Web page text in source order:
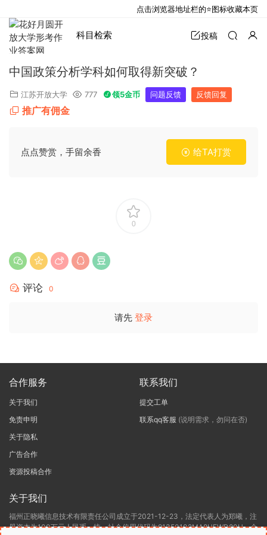
科目检索 投稿
中国政策分析学科如何取得新突破？
江苏开放大学 777 领5金币 问题反馈 反馈回复
推广有佣金
点点赞赏，手留余香 给TA打赏
0
评论 0
请先 登录
合作服务
关于我们
免责申明
关于隐私
广告合作
资源投稿合作
联系我们
提交工单
联系qq客服 (说明需求，勿问在否)
关于我们
福州正晓曦信息技术有限责任公司成立于2021-12-23，法定代表人为郑曦，注
册资本为100万元人民币，统一社会信用代码为91350102MA8UEWD80H，企
点击浏览器地址栏的⭐图标收藏本页